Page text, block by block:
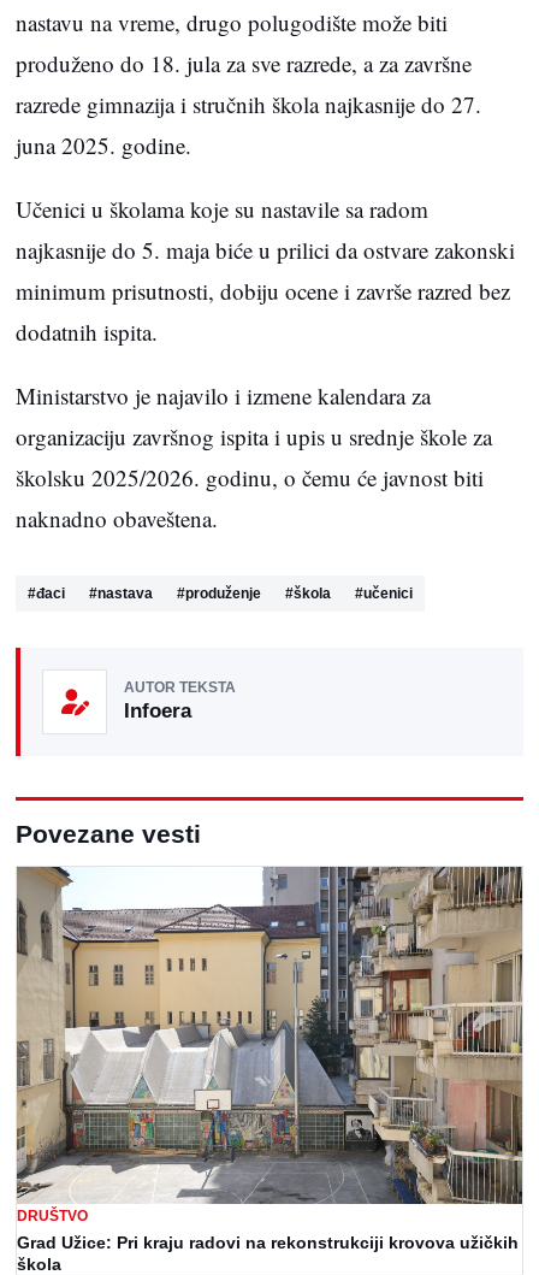
nastavu na vreme, drugo polugodište može biti
produženo do 18. jula za sve razrede, a za završne
razrede gimnazija i stručnih škola najkasnije do 27.
juna 2025. godine.
Učenici u školama koje su nastavile sa radom
najkasnije do 5. maja biće u prilici da ostvare zakonski
minimum prisutnosti, dobiju ocene i završe razred bez
dodatnih ispita.
Ministarstvo je najavilo i izmene kalendara za
organizaciju završnog ispita i upis u srednje škole za
školsku 2025/2026. godinu, o čemu će javnost biti
naknadno obaveštena.
#đaci #nastava #produženje #škola #učenici
AUTOR TEKSTA
Infoera
Povezane vesti
DRUŠTVO
Grad Užice: Pri kraju radovi na rekonstrukciji krovova užičkih
škola